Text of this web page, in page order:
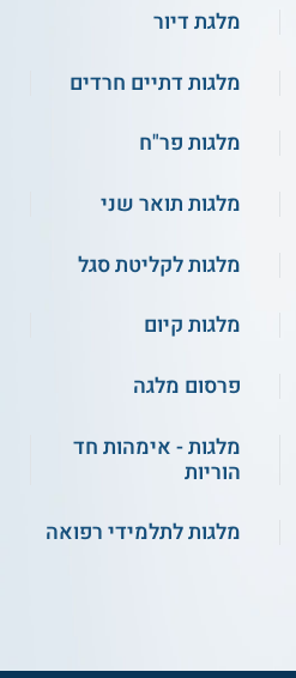
מלגת דיור
מלגות דתיים חרדים
מלגות פר"ח
מלגות תואר שני
מלגות לקליטת סגל
מלגות קיום
פרסום מלגה
מלגות - אימהות חד
הוריות
מלגות לתלמידי רפואה